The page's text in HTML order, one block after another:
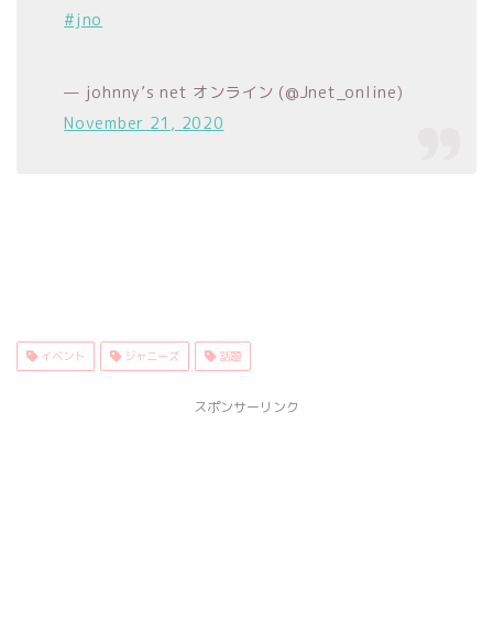
#jno
— johnny’s net オンライン (@Jnet_online)
November 21, 2020
イベント ジャニーズ 話題
スポンサーリンク